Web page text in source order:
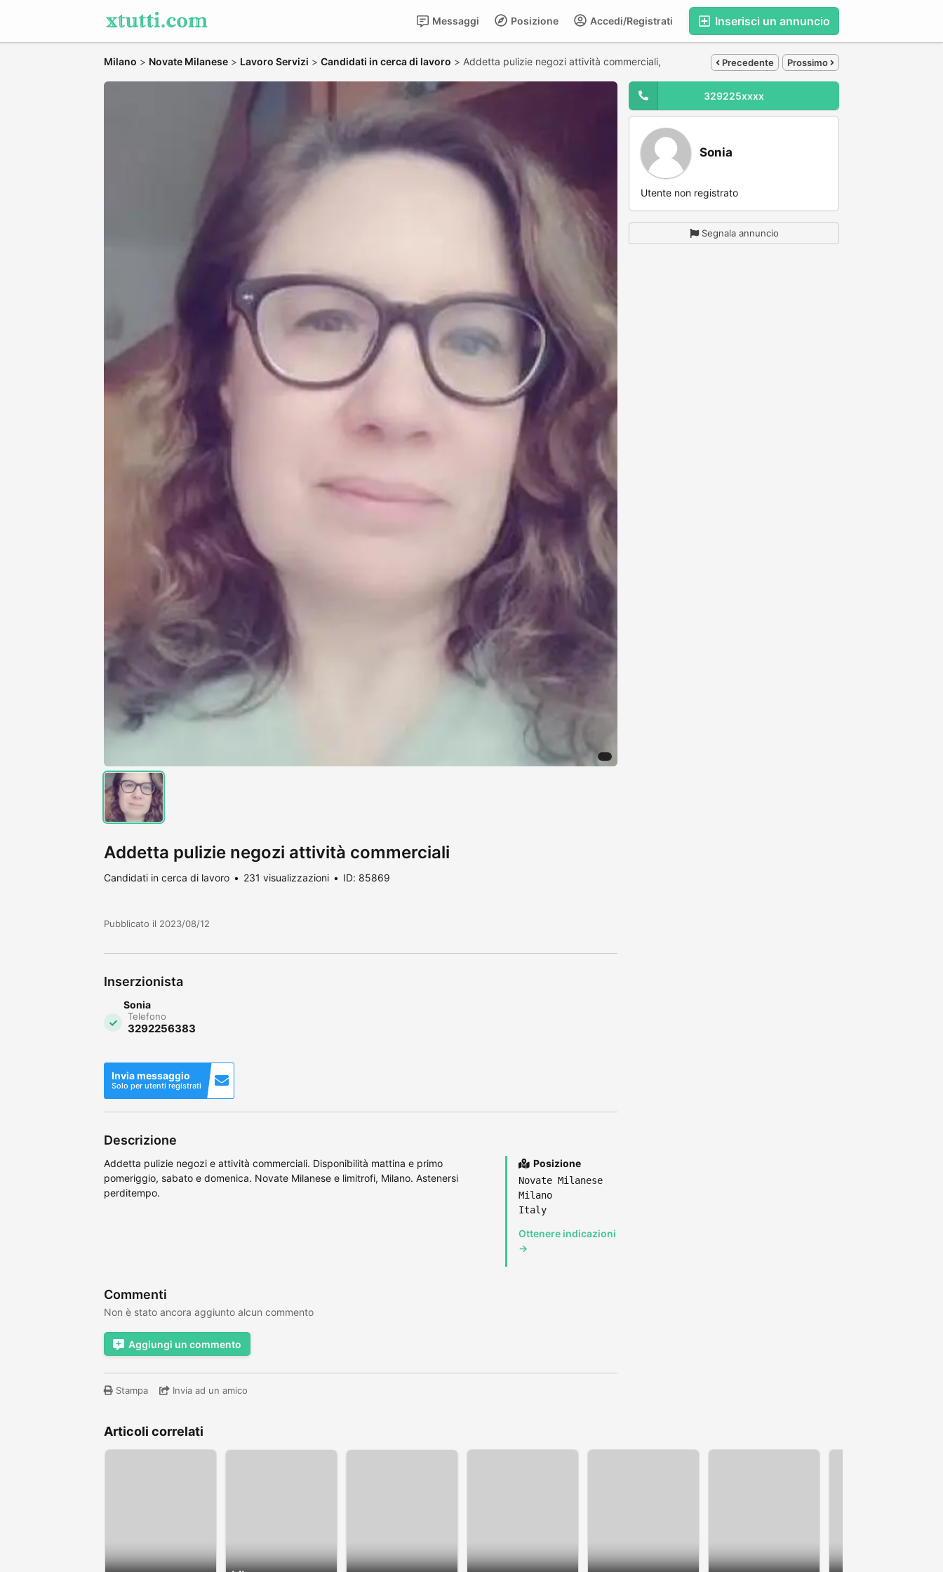
Inserisci un annuncio
Accedi/Registrati
Posizione
Messaggi
Milano > Novate Milanese > Lavoro Servizi > Candidati in cerca di lavoro > Addetta pulizie negozi attività commerciali, Precedente Prossimo
Addetta pulizie negozi attività commerciali
Candidati in cerca di lavoro 231 visualizzazioni ID: 85869
Pubblicato il 2023/08/12
Inserzionista
Sonia
Telefono
3292256383
Invia messaggio
Solo per utenti registrati
Descrizione
Addetta pulizie negozi e attività commerciali. Disponibilità mattina e primo
pomeriggio, sabato e domenica. Novate Milanese e limitrofi, Milano. Astenersi
perditempo.
Posizione
Novate Milanese
Milano
Italy
Ottenere indicazioni
→
Commenti
Non è stato ancora aggiunto alcun commento
Aggiungi un commento
Stampa Invia ad un amico
329225xxxx
Sonia
Utente non registrato
Segnala annuncio
Articoli correlati